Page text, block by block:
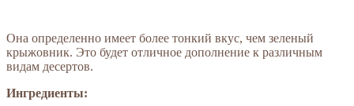
Она определенно имеет более тонкий вкус, чем зеленый
крыжовник. Это будет отличное дополнение к различным
видам десертов.
Ингредиенты: